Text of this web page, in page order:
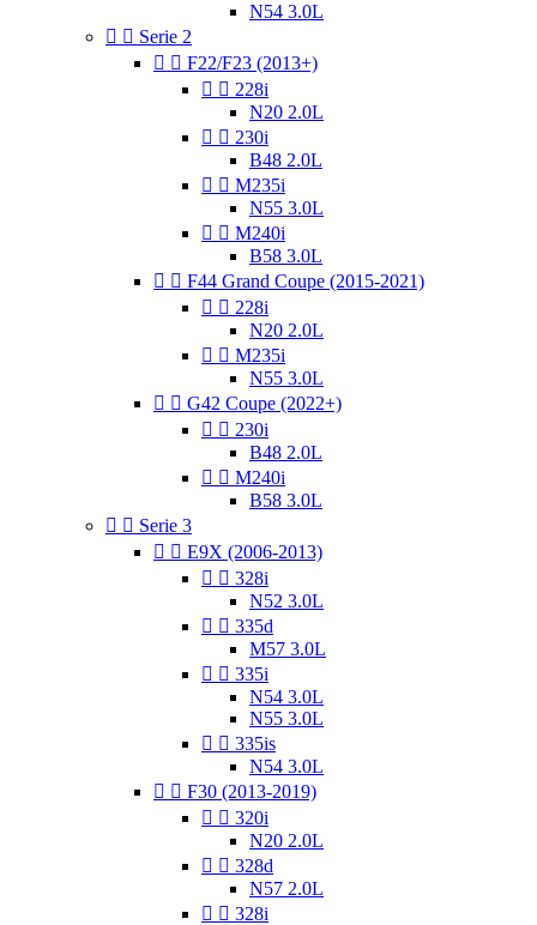
N54 3.0L
  Serie 2
  F22/F23 (2013+)
  228i
N20 2.0L
  230i
B48 2.0L
  M235i
N55 3.0L
  M240i
B58 3.0L
  F44 Grand Coupe (2015-2021)
  228i
N20 2.0L
  M235i
N55 3.0L
  G42 Coupe (2022+)
  230i
B48 2.0L
  M240i
B58 3.0L
  Serie 3
  E9X (2006-2013)
  328i
N52 3.0L
  335d
M57 3.0L
  335i
N54 3.0L
N55 3.0L
  335is
N54 3.0L
  F30 (2013-2019)
  320i
N20 2.0L
  328d
N57 2.0L
  328i